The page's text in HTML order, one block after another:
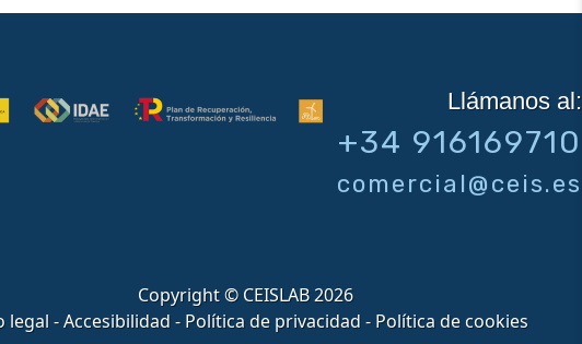
Llámanos al:
+34 916169710
comercial@ceis.es
Copyright © CEISLAB 2026
legal-Accesibilidad -Política de privacidad -Política de cookies